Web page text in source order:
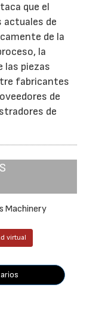
que el
actuales de
de la
la
las piezas
fabricantes
de
de
Machinery
virtual